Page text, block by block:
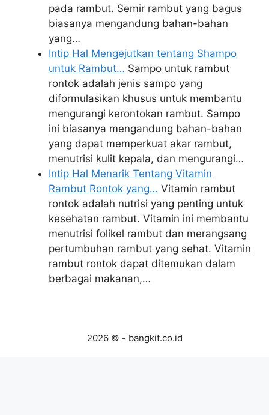
pada rambut. Semir rambut yang bagus
biasanya mengandung bahan-bahan
yang…
Intip Hal Mengejutkan tentang Shampo
untuk Rambut… Sampo untuk rambut
rontok adalah jenis sampo yang
diformulasikan khusus untuk membantu
mengurangi kerontokan rambut. Sampo
ini biasanya mengandung bahan-bahan
yang dapat memperkuat akar rambut,
menutrisi kulit kepala, dan mengurangi…
Intip Hal Menarik Tentang Vitamin
Rambut Rontok yang… Vitamin rambut
rontok adalah nutrisi yang penting untuk
kesehatan rambut. Vitamin ini membantu
menutrisi folikel rambut dan merangsang
pertumbuhan rambut yang sehat. Vitamin
rambut rontok dapat ditemukan dalam
berbagai makanan,…
2026 © - bangkit.co.id